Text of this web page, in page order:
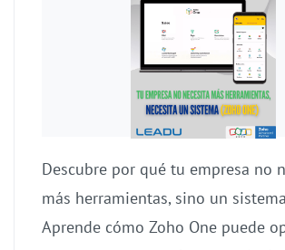
Descubre por qué tu empresa no
más herramientas, sino un
Aprende cómo Zoho One puede